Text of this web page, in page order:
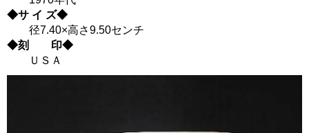
◆サ イ ズ◆
径7.40×高さ9.50センチ
◆刻 印◆
ＵＳＡ